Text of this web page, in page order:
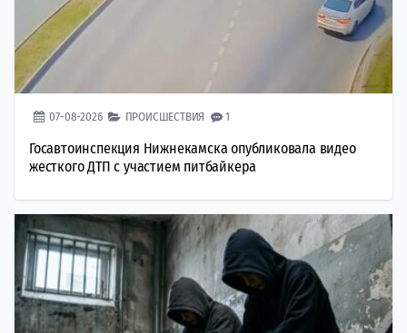
07-08-2026 ПРОИСШЕСТВИЯ 1
Госавтоинспекция Нижнекамска опубликовала видео
жесткого ДТП с участием питбайкера